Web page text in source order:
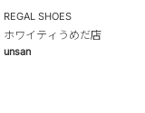
REGAL SHOES
ホワイティうめだ店
unsan